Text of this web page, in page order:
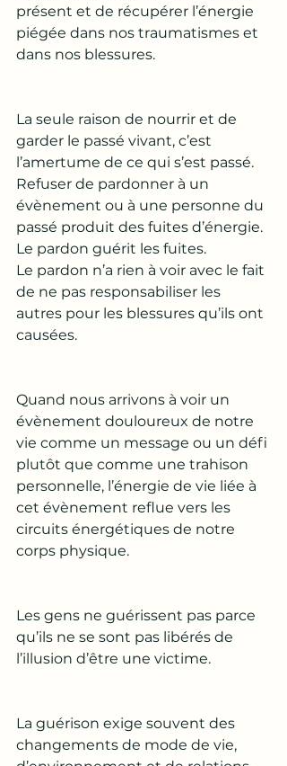
présent et de récupérer l’énergie
piégée dans nos traumatismes et
dans nos blessures.
La seule raison de nourrir et de
garder le passé vivant, c’est
l’amertume de ce qui s’est passé.
Refuser de pardonner à un
évènement ou à une personne du
passé produit des fuites d’énergie.
Le pardon guérit les fuites.
Le pardon n’a rien à voir avec le fait
de ne pas responsabiliser les
autres pour les blessures qu’ils ont
causées.
Quand nous arrivons à voir un
évènement douloureux de notre
vie comme un message ou un défi
plutôt que comme une trahison
personnelle, l’énergie de vie liée à
cet évènement reflue vers les
circuits énergétiques de notre
corps physique.
Les gens ne guérissent pas parce
qu’ils ne se sont pas libérés de
l’illusion d’être une victime.
La guérison exige souvent des
changements de mode de vie,